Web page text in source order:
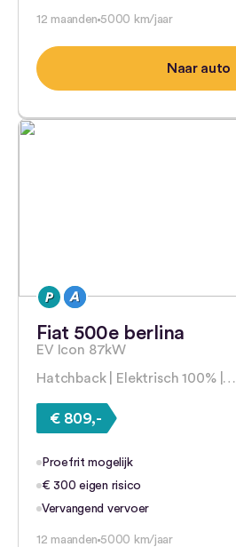
12 maanden 5000 km/jaar
Naar auto
Fiat 500e berlina
EV Icon 87kW
Hatchback | Elektrisch 100% |…
€ 809,-
Proefrit mogelijk
€ 300 eigen risico
Vervangend vervoer
12 maanden 5000 km/jaar